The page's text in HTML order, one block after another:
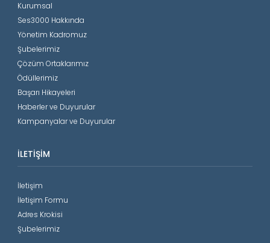
Kurumsal
Ses3000 Hakkında
Yönetim Kadromuz
Şubelerimiz
Çözüm Ortaklarımız
Ödüllerimiz
Başarı Hikayeleri
Haberler ve Duyurular
Kampanyalar ve Duyurular
İLETIŞIM
İletişim
İletişim Formu
Adres Krokisi
Şubelerimiz